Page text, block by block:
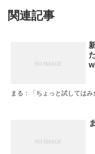
関連記事
まる：「ちょっと試しては